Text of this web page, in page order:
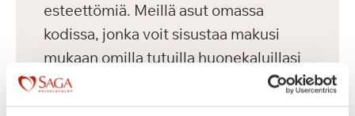
esteettömiä. Meillä asut omassa
kodissa, jonka voit sisustaa makusi
mukaan omilla tutuilla huonekaluillasi
ja tavaroillasi. Korkeatasoisissa
senioriasunnoissa on turvapuhelin,